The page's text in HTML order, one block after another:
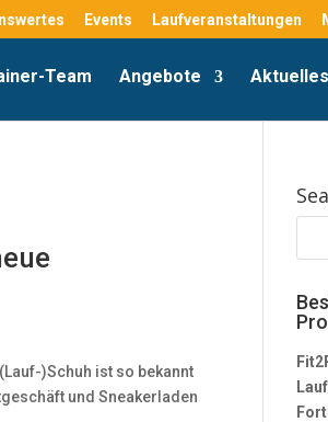
Events Laufveranstaltungen
Team Angebote Aktuelles
)Schuh ist so bekannt
und Sneakerladen